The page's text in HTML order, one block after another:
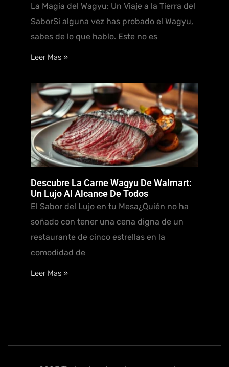
La Magia del Wagyu: Un Viaje a la Tierra del
SaborSi alguna vez has probado el Wagyu,
sabes de lo que hablo. Este no es
Leer Mas »
Descubre La Carne Wagyu De Walmart:
Un Lujo Al Alcance De Todos
El Sabor del Lujo en tu Mesa¿Quién no ha
soñado con tener una cena digna de un
restaurante de cinco estrellas en la
comodidad de
Leer Mas »